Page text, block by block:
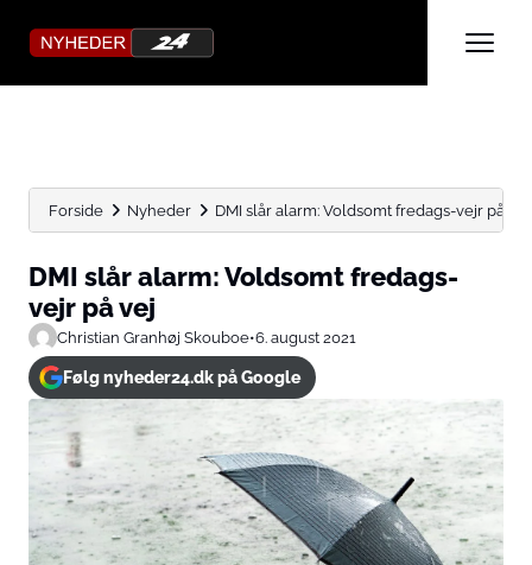
Forside Nyheder DMI slår alarm: Voldsomt fredags-vejr på vej
DMI slår alarm: Voldsomt fredags-
vejr på vej
Christian Granhøj Skouboe•6. august 2021
Følg nyheder24.dk på Google